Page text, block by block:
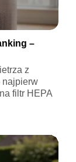
–
z
najpierw
filtr HEPA